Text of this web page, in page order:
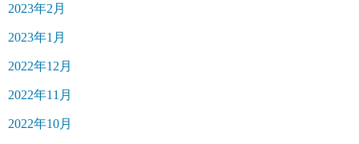
2023年2月
2023年1月
2022年12月
2022年11月
2022年10月